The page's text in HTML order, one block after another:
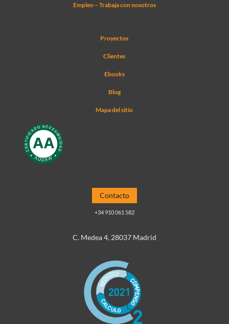
Empleo – Trabaja con nosotros
Proyectos
Clientes
Ebooks
Blog
Mapa del sitio
Contacto
+34 910 061 582
C. Medea 4, 28037 Madrid